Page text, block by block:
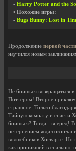
- Harry Potter and the
• Похожие игры:
- Bugs Bunny: Lost in
Продолжение первой части
научился новым
Не боишься возвращаться
Поттером! Второе
страшное. Только
Тайную комнату и спасти
боишься? Тогда - вперед!
нетерпением ждал
волшебников Хогвартс. Но
как проникший в спальню,